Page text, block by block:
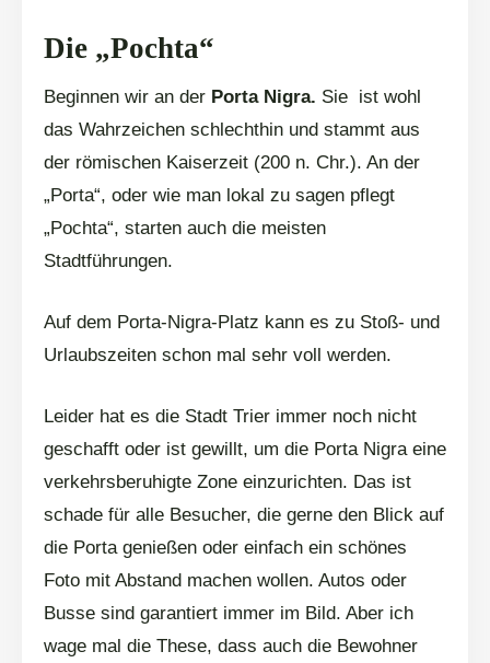
Die „Pochta“
Beginnen wir an der Porta Nigra. Sie ist wohl
das Wahrzeichen schlechthin und stammt aus
der römischen Kaiserzeit (200 n. Chr.). An der
„Porta“, oder wie man lokal zu sagen pflegt
„Pochta“, starten auch die meisten
Stadtführungen.
Auf dem Porta-Nigra-Platz kann es zu Stoß- und
Urlaubszeiten schon mal sehr voll werden.
Leider hat es die Stadt Trier immer noch nicht
geschafft oder ist gewillt, um die Porta Nigra eine
verkehrsberuhigte Zone einzurichten. Das ist
schade für alle Besucher, die gerne den Blick auf
die Porta genießen oder einfach ein schönes
Foto mit Abstand machen wollen. Autos oder
Busse sind garantiert immer im Bild. Aber ich
wage mal die These, dass auch die Bewohner